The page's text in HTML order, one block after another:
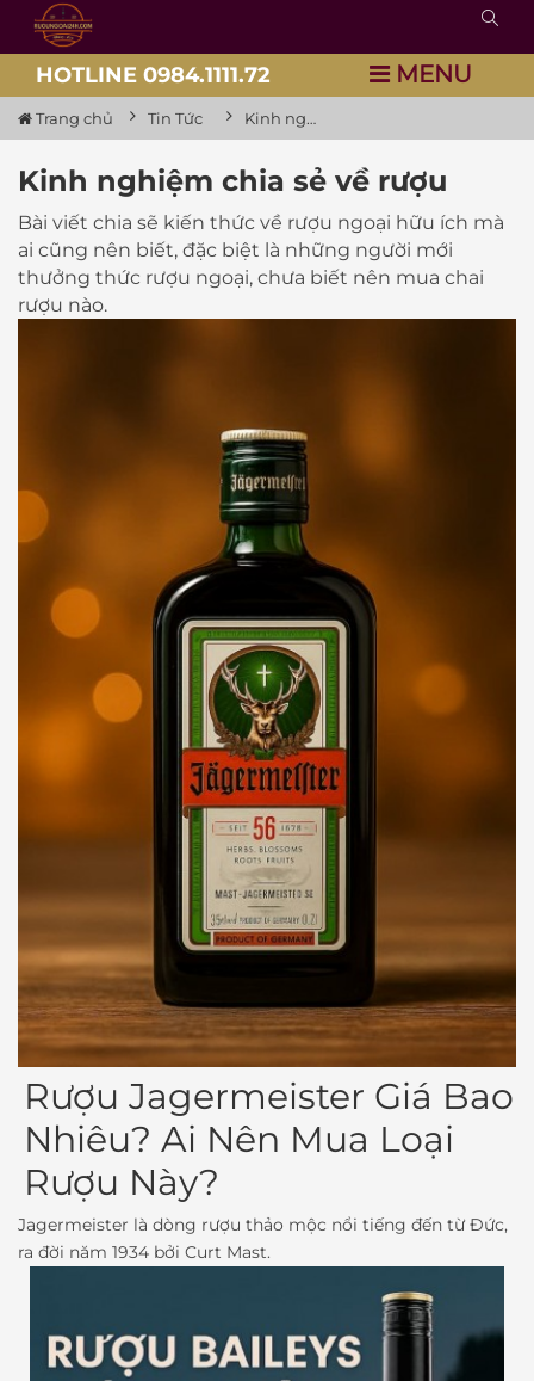
HOTLINE 0984.1111.72 MENU
Trang chủ Tin Tức Kinh nghiệm chia sẻ về rượu
Kinh nghiệm chia sẻ về rượu
Bài viết chia sẽ kiến thức về rượu ngoại hữu ích mà
ai cũng nên biết, đặc biệt là những người mới
thưởng thức rượu ngoại, chưa biết nên mua chai
rượu nào.
Rượu Jagermeister Giá Bao
Nhiêu? Ai Nên Mua Loại
Rượu Này?
Jagermeister là dòng rượu thảo mộc nổi tiếng đến từ Đức,
ra đời năm 1934 bởi Curt Mast.